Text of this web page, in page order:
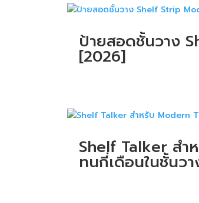
ป้ายสอดชั้นวาง
[2026]
Shelf Talker ส
ทนกี่เดือนในชั้นว